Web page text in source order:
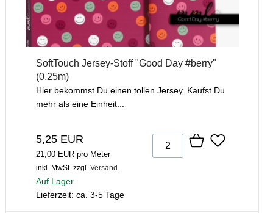
SoftTouch Jersey-Stoff "Good Day #berry"
(0,25m)
Hier bekommst Du einen tollen Jersey. Kaufst Du
mehr als eine Einheit...
5,25 EUR
21,00 EUR pro Meter
inkl. MwSt. zzgl. Versand
Auf Lager
Lieferzeit: ca. 3-5 Tage